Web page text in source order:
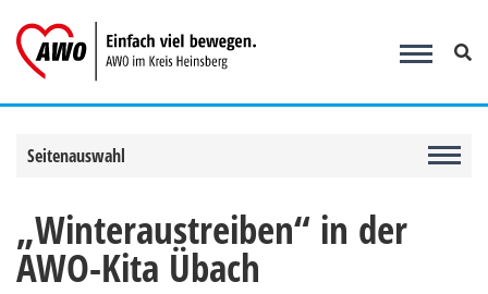
Inhalt
springen
Seitenauswahl
„Winteraustreiben“ in der
AWO-Kita Übach